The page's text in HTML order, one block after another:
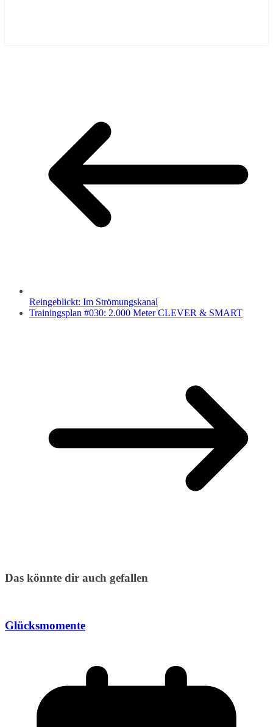
Reingeblickt: Im Strömungskanal
Trainingsplan #030: 2.000 Meter CLEVER & SMART
Das könnte dir auch gefallen
Glücksmomente